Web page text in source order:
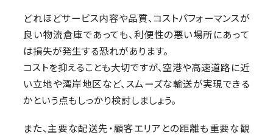
どれほどサービス内容や品質、コストパフォーマンスが
良い物流倉庫であっても、利便性の悪い場所にあって
は損失が発生する恐れがあります。
コストを抑えることも大切ですが、空港や高速道路に近
い立地や湾岸地区など、スムーズな輸送が実現できる
かという点もしっかり検討しましょう。
また、主要な配送先・顧客エリアとの距離も重要な観